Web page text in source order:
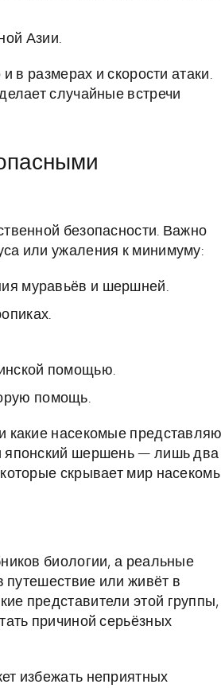
Азии.
в размерах и скорости атаки.
случайные встречи
безопасности. Важно
или ужаления к минимуму:
муравьёв и шершней.
помощью.
помощь.
какие насекомые
японский шершень — лишь два
скрывает мир
биологии, а реальные
путешествие или живёт в
представители этой группы,
причиной серьёзных
избежать неприятных